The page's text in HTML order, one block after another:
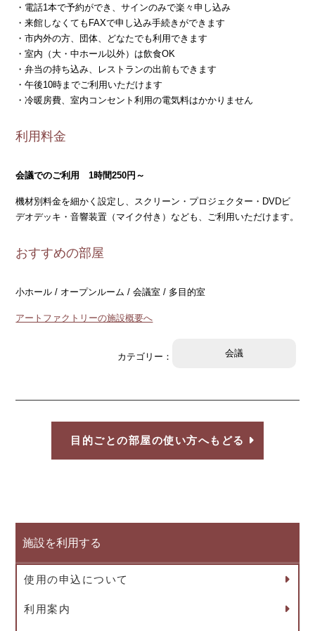
施設を利用する
使用の申込について
利用案内
・電話1本で予約ができ、サインのみで楽々申し込み
・来館しなくてもFAXで申し込み手続きができます
・市内外の方、団体、どなたでも利用できます
・室内（大・中ホール以外）は飲食OK
・弁当の持ち込み、レストランの出前もできます
・午後10時までご利用いただけます
・冷暖房費、室内コンセント利用の電気料はかかりません
利用料金
会議でのご利用 1時間250円～
機材別料金を細かく設定し、スクリーン・プロジェクター・DVDビ
デオデッキ・音響装置（マイク付き）なども、ご利用いただけます。
おすすめの部屋
小ホール / オープンルーム / 会議室 / 多目的室
アートファクトリーの施設概要へ
カテゴリー： 会議
目的ごとの部屋の使い方へもどる